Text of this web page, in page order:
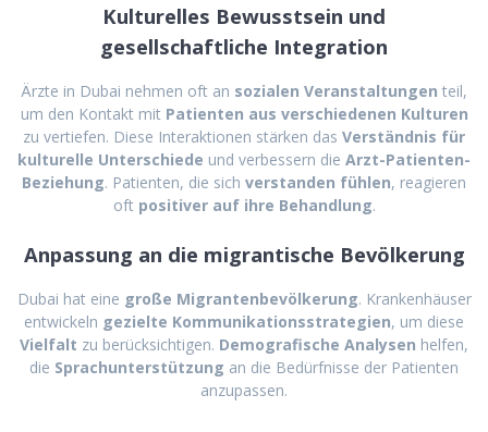
Kulturelles Bewusstsein und
gesellschaftliche Integration
Ärzte in Dubai nehmen oft an sozialen Veranstaltungen teil,
um den Kontakt mit Patienten aus verschiedenen Kulturen
zu vertiefen. Diese Interaktionen stärken das Verständnis für
kulturelle Unterschiede und verbessern die Arzt-Patienten-
Beziehung. Patienten, die sich verstanden fühlen, reagieren
oft positiver auf ihre Behandlung.
Anpassung an die migrantische Bevölkerung
Dubai hat eine große Migrantenbevölkerung. Krankenhäuser
entwickeln gezielte Kommunikationsstrategien, um diese
Vielfalt zu berücksichtigen. Demografische Analysen helfen,
die Sprachunterstützung an die Bedürfnisse der Patienten
anzupassen.